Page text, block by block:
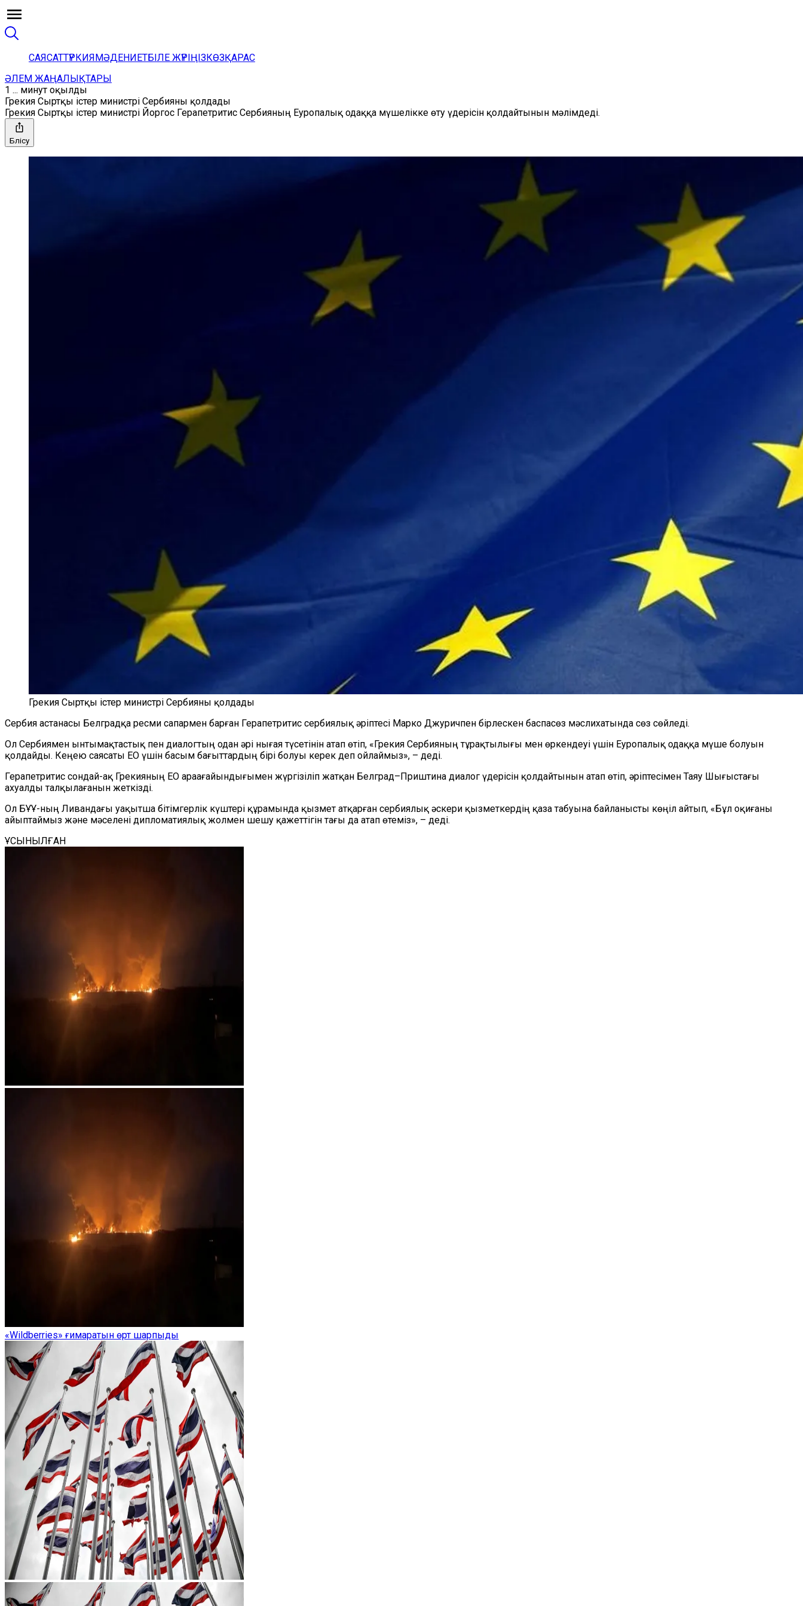
САЯСАТТҮРКИЯМӘДЕНИЕТБІЛЕ ЖҮРІҢІЗКӨЗҚАРАС
ӘЛЕМ ЖАҢАЛЫҚТАРЫ
1 ... минут оқылды
Грекия Сыртқы істер министрі Сербияны қолдады
Грекия Сыртқы істер министрі Йоргос Герапетритис Сербияның Еуропалық одаққа мүшелікке өту үдерісін қолдайтынын мәлімдеді.
Бөлісу
Грекия Сыртқы істер министрі Сербияны қолдады
Сербия астанасы Белградқа ресми сапармен барған Герапетритис сербиялық әріптесі Марко Джуричпен бірлескен баспасөз мәслихатында сөз сөйледі.
Ол Сербиямен ынтымақтастық пен диалогтың одан әрі нығая түсетінін атап өтіп, «Грекия Сербияның тұрақтылығы мен өркендеуі үшін Еуропалық одаққа мүше болуын
қолдайды. Кеңею саясаты ЕО үшін басым бағыттардың бірі болуы керек деп ойлаймыз», – деді.
Герапетритис сондай-ақ Грекияның ЕО араағайындығымен жүргізіліп жатқан Белград–Приштина диалог үдерісін қолдайтынын атап өтіп, әріптесімен Таяу Шығыстағы
ахуалды талқылағанын жеткізді.
Ол БҰҰ-ның Ливандағы уақытша бітімгерлік күштері құрамында қызмет атқарған сербиялық әскери қызметкердің қаза табуына байланысты көңіл айтып, «Бұл оқиғаны
айыптаймыз және мәселені дипломатиялық жолмен шешу қажеттігін тағы да атап өтеміз», – деді.
ҰСЫНЫЛҒАН
«Wildberries» ғимаратын өрт шарпыды